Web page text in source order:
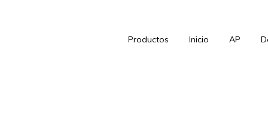
Productos Inicio AP